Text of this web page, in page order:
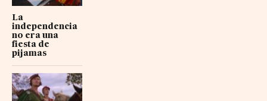
La
independencia
no era una
fiesta de
pijamas